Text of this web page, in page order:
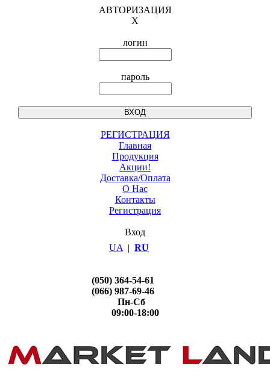
АВТОРИЗАЦИЯ
X
логин
пароль
РЕГИСТРАЦИЯ
Главная
Продукция
Акции!
Доставка/Оплата
О Нас
Контакты
Регистрация
Вход
UA | RU
(050) 364-54-61
(066) 987-69-46
Пн-Сб
09:00-18:00